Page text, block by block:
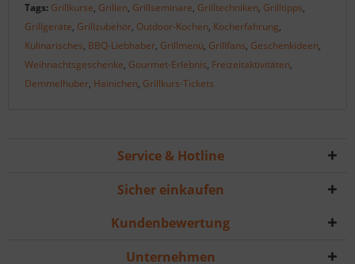
Tags: Grillkurse, Grillen, Grillseminare, Grilltechniken, Grilltipps,
Grillgeräte, Grillzubehör, Outdoor-Kochen, Kocherfahrung,
Kulinarisches, BBQ-Liebhaber, Grillmenü, Grillfans, Geschenkideen,
Weihnachtsgeschenke, Gourmet-Erlebnis, Freizeitaktivitäten,
Demmelhuber, Hainichen, Grillkurs-Tickets
Service & Hotline
Sicher einkaufen
Kundenbewertung
Unternehmen